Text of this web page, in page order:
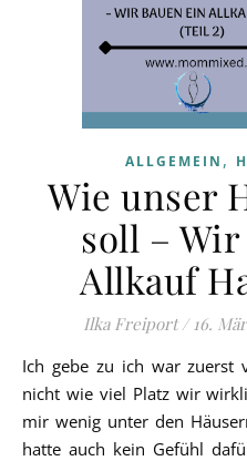
ALLGEMEIN ,
Wie unser
soll –
Allkauf
Ilka Freiport / 16.
Ich gebe zu ich war zuerst völlig überfordert. Ich wusste
nicht wie viel Platz wir
mir wenig unter den
hatte auch kein Gefühl